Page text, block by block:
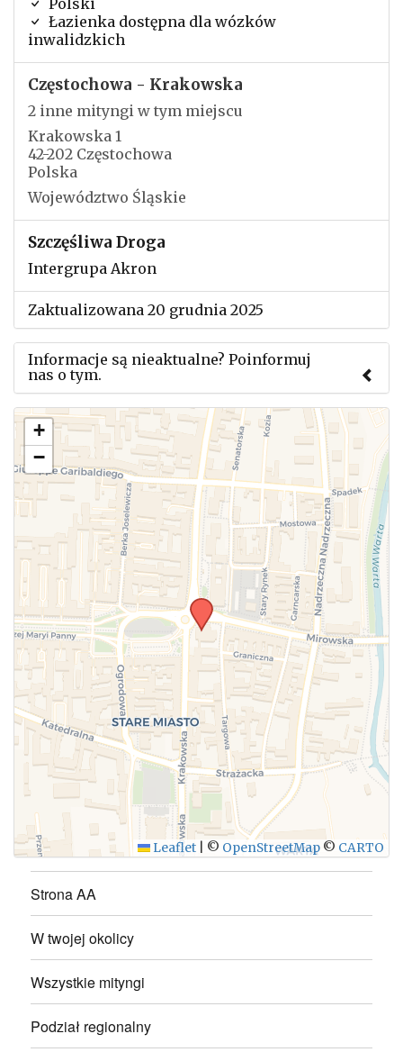
Polski
Łazienka dostępna dla wózków
inwalidzkich
Częstochowa - Krakowska
2 inne mityngi w tym miejscu
Krakowska 1
42-202 Częstochowa
Polska
Województwo Śląskie
Szczęśliwa Droga
Intergrupa Akron
Zaktualizowana 20 grudnia 2025
Informacje są nieaktualne? Poinformuj
nas o tym.
Użyj tego formularza aby przesłać informację o
zmianach w powyższym mityngu.
WYŚLIJ
+
−
Leaflet © OpenStreetMap © CARTO
Strona AA
W twojej okolicy
Wszystkie mityngi
Podział regionalny